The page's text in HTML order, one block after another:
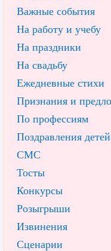
Важные события
На работу и учебу
На праздники
На свадьбу
Ежедневные стихи
Признания и
По профессиям
Поздравления
СМС
Тосты
Конкурсы
Розыгрыши
Извинения
Сценарии